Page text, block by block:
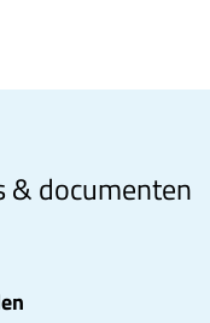
& documenten